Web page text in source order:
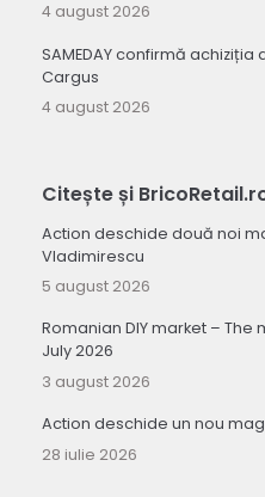
4 august 2026
SAMEDAY confirmă achiziția
Cargus
4 august 2026
Citește și
Action deschide două noi
Vladimirescu
5 august 2026
Romanian DIY market –
July 2026
3 august 2026
Action deschide un nou
28 iulie 2026